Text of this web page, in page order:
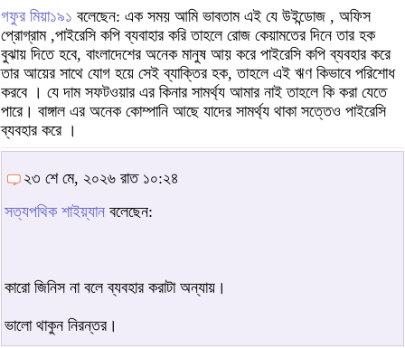
গফুর মিয়া১৯১ বলেছেন: এক সময় আমি ভাবতাম এই যে উইন্ডোজ , অফিস
প্রোগ্রাম ,পাইরেসি কপি ব্যবাহার করি তাহলে রোজ কেয়ামতের দিনে তার হক
বুঝায় দিতে হবে, বাংলাদেশের অনেক মানুষ আয় করে পাইরেসি কপি ব্যবহার করে
তার আয়ের সাথে যোগ হয়ে সেই ব্যাক্তির হক, তাহলে এই ঋণ কিভাবে পরিশোধ
করবে । যে দাম সফটওয়ার এর কিনার সামর্থ্য আমার নাই তাহলে কি করা যেতে
পারে। বাঙ্গাল এর অনেক কোম্পানি আছে যাদের সামর্থ্য থাকা সত্তেও পাইরেসি
ব্যবহার করে ।
২৩ শে মে, ২০২৬ রাত ১০:২৪
সত্যপথিক শাইয়্যান বলেছেন:
কারো জিনিস না বলে ব্যবহার করাটা অন্যায়।
ভালো থাকুন নিরন্তর।